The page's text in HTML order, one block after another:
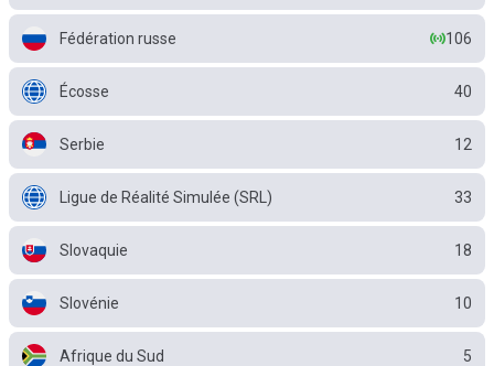
Fédération russe 106
Écosse 40
Serbie 12
Ligue de Réalité Simulée (SRL) 33
Slovaquie 18
Slovénie 10
Afrique du Sud 5